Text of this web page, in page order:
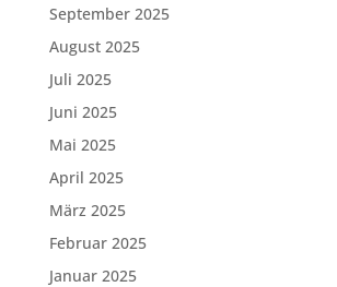
September 2025
August 2025
Juli 2025
Juni 2025
Mai 2025
April 2025
März 2025
Februar 2025
Januar 2025